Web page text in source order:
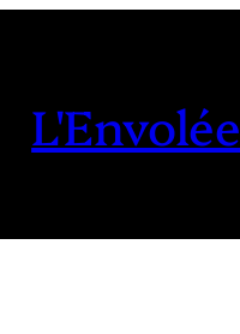
L'Envolée